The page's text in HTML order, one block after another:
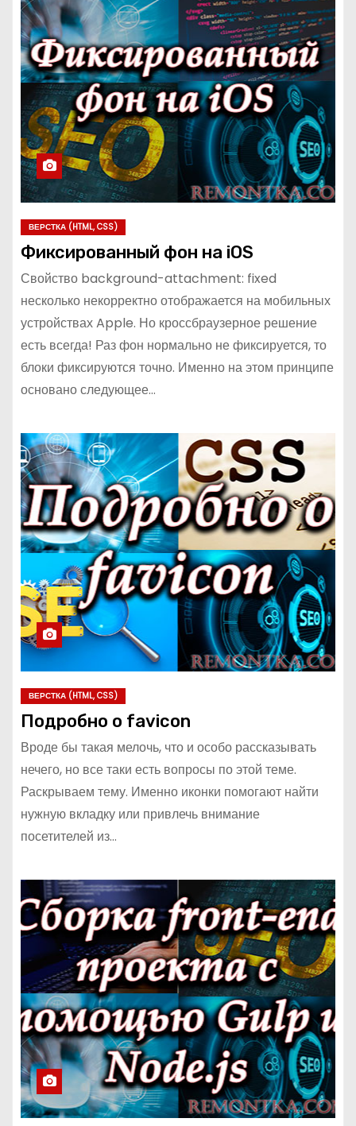
ВЕРСТКА (HTML, CSS)
Фиксированный фон на iOS
Свойство background-attachment: fixed
несколько некорректно отображается на мобильных
устройствах Apple. Но кроссбраузерное решение
есть всегда! Раз фон нормально не фиксируется, то
блоки фиксируются точно. Именно на этом принципе
основано следующее…
ВЕРСТКА (HTML, CSS)
Подробно о favicon
Вроде бы такая мелочь, что и особо рассказывать
нечего, но все таки есть вопросы по этой теме.
Раскрываем тему. Именно иконки помогают найти
нужную вкладку или привлечь внимание
посетителей из…